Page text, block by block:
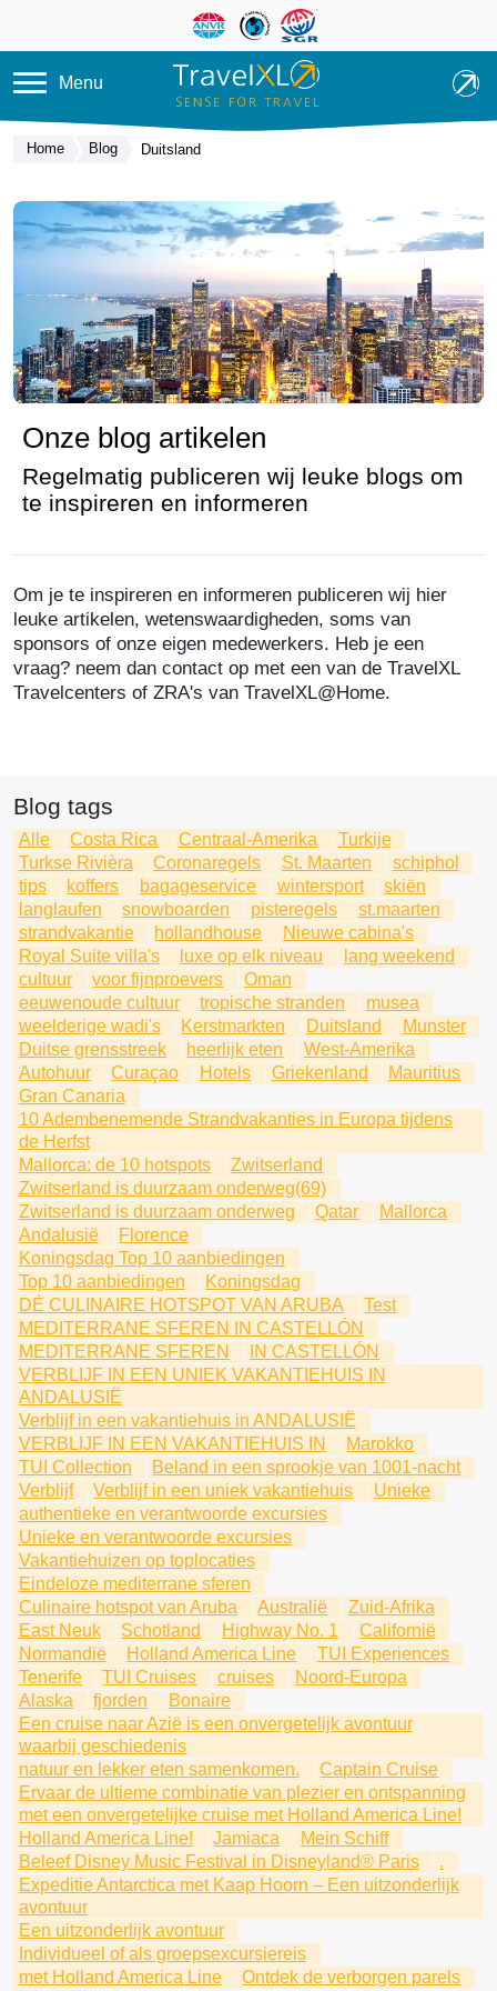
Overslaan en naar de inhoud
Menu
Home Blog Duitsland
Onze blog artikelen
Regelmatig publiceren wij leuke blogs om
te inspireren en informeren
Om je te inspireren en informeren publiceren wij hier
leuke artikelen, wetenswaardigheden, soms van
sponsors of onze eigen medewerkers. Heb je een
vraag? neem dan contact op met een van de TravelXL
Travelcenters of ZRA's van TravelXL@Home.
Blog tags
Alle Costa Rica Centraal-Amerika
Turkije
Turkse Rivièra
Coronaregels St. Maarten
schiphol
tips
koffers bagageservice wintersport
skiën
langlaufen
snowboarden pisteregels
st.maarten
strandvakantie
hollandhouse
Nieuwe cabina's
Royal Suite villa's
luxe op elk niveau
lang weekend
cultuur
voor fijnproevers
Oman
eeuwenoude cultuur
tropische stranden
musea
weelderige wadi's
Kerstmarkten Duitsland
Munster
Duitse grensstreek
heerlijk eten
West-Amerika
Autohuur
Curaçao Hotels Griekenland
Mauritius
Gran Canaria
10 Adembenemende Strandvakanties in Europa tijdens
de Herfst
Mallorca: de 10 hotspots
Zwitserland
Zwitserland is duurzaam onderweg(69)
Zwitserland is duurzaam onderweg
Qatar
Mallorca
Andalusië
Florence
Koningsdag Top 10 aanbiedingen
Top 10 aanbiedingen
Koningsdag
DÉ CULINAIRE HOTSPOT VAN ARUBA
Test
MEDITERRANE SFEREN IN CASTELLÓN
MEDITERRANE SFEREN
IN CASTELLÓN
VERBLIJF IN EEN UNIEK VAKANTIEHUIS IN
ANDALUSIË
Verblijf in een vakantiehuis in ANDALUSIË
VERBLIJF IN EEN VAKANTIEHUIS IN
Marokko
TUI Collection
Beland in een sprookje van 1001-nacht
Verblijf
Verblijf in een uniek vakantiehuis
Unieke
authentieke en verantwoorde excursies
Unieke en verantwoorde excursies
Vakantiehuizen op toplocaties
Eindeloze mediterrane sferen
Culinaire hotspot van Aruba
Australië
Zuid-Afrika
East Neuk
Schotland Highway No. 1
Californië
Normandië
Holland America Line
TUI Experiences
Tenerife
TUI Cruises cruises
Noord-Europa
Alaska
fjorden
Bonaire
Een cruise naar Azië is een onvergetelijk avontuur
waarbij geschiedenis
natuur en lekker eten samenkomen.
Captain Cruise
Ervaar de ultieme combinatie van plezier en ontspanning
met een onvergetelijke cruise met Holland America Line!
Holland America Line!
Jamiaca
Mein Schiff
Beleef Disney Music Festival in Disneyland® Paris
.
Expeditie Antarctica met Kaap Hoorn – Een uitzonderlijk
avontuur
Een uitzonderlijk avontuur
Individueel of als groepsexcursiereis
met Holland America Line
Ontdek de verborgen parels